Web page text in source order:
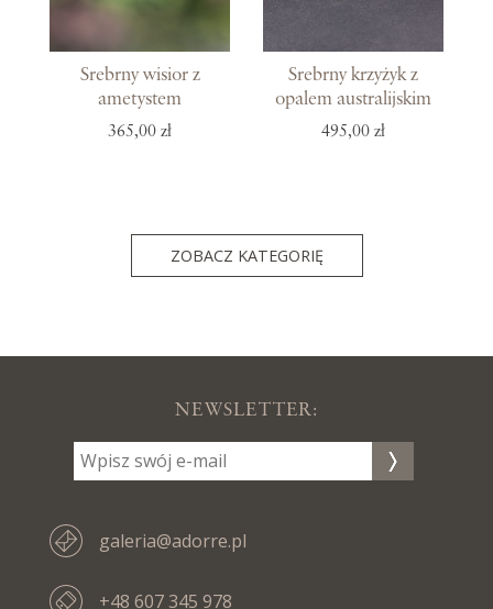
Srebrny wisior z
ametystem
365,00 zł
Srebrny krzyżyk z
opalem australijskim
495,00 zł
ZOBACZ KATEGORIĘ
NEWSLETTER:
galeria@adorre.pl
+48 607 345 978